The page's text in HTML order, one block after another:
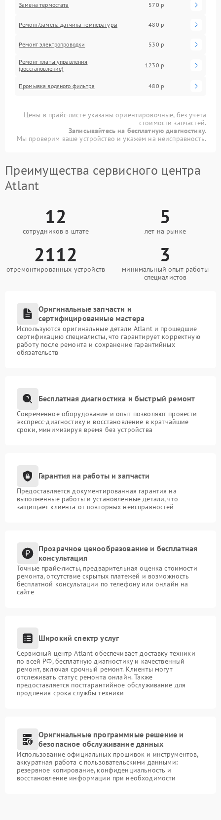
Замена термостата 570 р
Ремонт/замена датчика температуры 480 р
Ремонт электропроводки 530 р
Ремонт платы управления
(восстановление)
1230 р
Промывка водяного фильтра 480 р
Цены в прайс-листе указаны ориентировочные, без учета
стоимости запчастей.
Записывайтесь на бесплатную диагностику.
Мы проверим ваше устройство и укажем на неисправность.
Преимущества сервисного центра
Atlant
12
сотрудников в штате
5
лет на рынке
2112
отремонтированных устройств
3
минимальный опыт работы
специалистов
Оригинальные запчасти и
сертифицированные мастера
Используются оригинальные детали Atlant и прошедшие
сертификацию специалисты, что гарантирует корректную
работу после ремонта и сохранение гарантийных
обязательств
Бесплатная диагностика и быстрый ремонт
Современное оборудование и опыт позволяют провести
экспресс-диагностику и восстановление в кратчайшие
сроки, минимизируя время без устройства
Гарантия на работы и запчасти
Предоставляется документированная гарантия на
выполненные работы и установленные детали, что
защищает клиента от повторных неисправностей
Прозрачное ценообразование и бесплатная
консультация
Точные прайс-листы, предварительная оценка стоимости
ремонта, отсутствие скрытых платежей и возможность
бесплатной консультации по телефону или онлайн на
сайте
Широкий спектр услуг
Сервисный центр Atlant обеспечивает доставку техники
по всей РФ, бесплатную диагностику и качественный
ремонт, включая срочный ремонт. Клиенты могут
отслеживать статус ремонта онлайн. Также
предоставляется постгарантийное обслуживание для
продления срока службы техники
Оригинальные программные решение и
безопасное обслуживание данных
Использование официальных прошивок и инструментов,
аккуратная работа с пользовательскими данными:
резервное копирование, конфиденциальность и
восстановление информации при необходимости